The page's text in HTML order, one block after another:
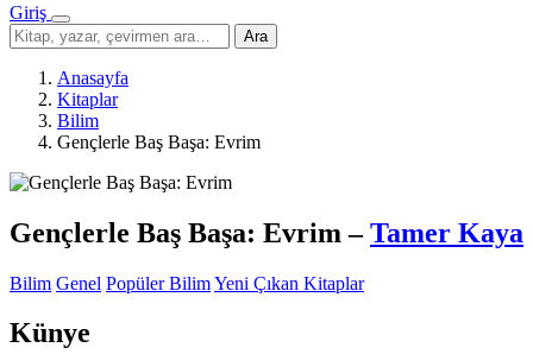
Giriş
Menü
Sitede
ara
Ara
Anasayfa
Kitaplar
Bilim
Gençlerle Baş Başa: Evrim
Gençlerle Baş Başa: Evrim–Tamer Kaya
Bilim Genel Popüler BilimYeni Çıkan Kitaplar
Künye